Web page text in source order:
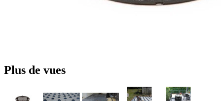
Plus de vues